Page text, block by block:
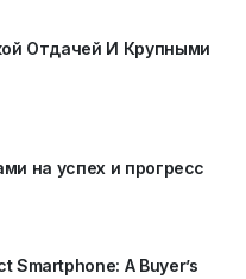
Отдачей И Крупными
на успех и прогресс
Smartphone: A Buyer’s